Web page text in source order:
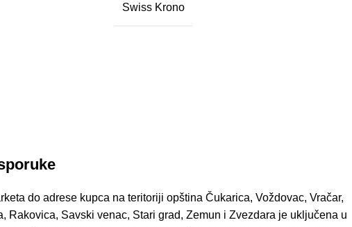
Swiss Krono
do adrese kupca na teritoriji opština Čukarica, Voždovac, Vračar,
Rakovica, Savski venac, Stari grad, Zemun i Zvezdara je uključena u